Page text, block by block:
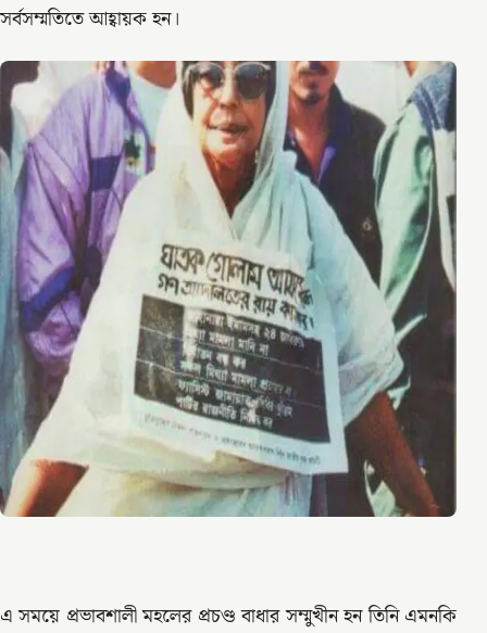
সর্বসম্মতিতে আহ্বায়ক হন।
এ সময়ে প্রভাবশালী মহলের প্রচণ্ড বাধার সম্মুখীন হন তিনি এমনকি